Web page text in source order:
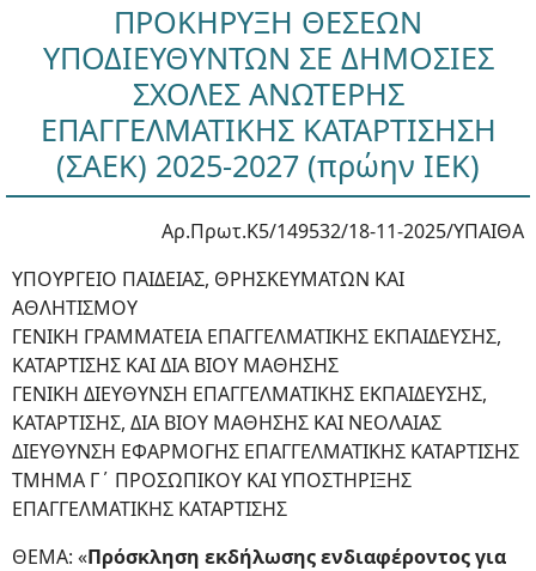
ΠΡΟΚΗΡΥΞΗ ΘΕΣΕΩΝ
ΥΠΟΔΙΕΥΘΥΝΤΩΝ ΣΕ ΔΗΜΟΣΙΕΣ
ΣΧΟΛΕΣ ΑΝΩΤΕΡΗΣ
ΕΠΑΓΓΕΛΜΑΤΙΚΗΣ ΚΑΤΑΡΤΙΣΗΣΗ
(ΣΑΕΚ) 2025-2027 (πρώην ΙΕΚ)
Αρ.Πρωτ.Κ5/149532/18-11-2025/ΥΠΑΙΘΑ
ΥΠΟΥΡΓΕΙΟ ΠΑΙΔΕΙΑΣ, ΘΡΗΣΚΕΥΜΑΤΩΝ ΚΑΙ
ΑΘΛΗΤΙΣΜΟΥ
ΓΕΝΙΚΗ ΓΡΑΜΜΑΤΕΙΑ ΕΠΑΓΓΕΛΜΑΤΙΚΗΣ ΕΚΠΑΙΔΕΥΣΗΣ,
ΚΑΤΑΡΤΙΣΗΣ ΚΑΙ ΔΙΑ ΒΙΟΥ ΜΑΘΗΣΗΣ
ΓΕΝΙΚΗ ΔΙΕΥΘΥΝΣΗ ΕΠΑΓΓΕΛΜΑΤΙΚΗΣ ΕΚΠΑΙΔΕΥΣΗΣ,
ΚΑΤΑΡΤΙΣΗΣ, ΔΙΑ ΒΙΟΥ ΜΑΘΗΣΗΣ ΚΑΙ ΝΕΟΛΑΙΑΣ
ΔΙΕΥΘΥΝΣΗ ΕΦΑΡΜΟΓΗΣ ΕΠΑΓΓΕΛΜΑΤΙΚΗΣ ΚΑΤΑΡΤΙΣΗΣ
ΤΜΗΜΑ Γ΄ ΠΡΟΣΩΠΙΚΟΥ ΚΑΙ ΥΠΟΣΤΗΡΙΞΗΣ
ΕΠΑΓΓΕΛΜΑΤΙΚΗΣ ΚΑΤΑΡΤΙΣΗΣ
ΘΕΜΑ: «Πρόσκληση εκδήλωσης ενδιαφέροντος για